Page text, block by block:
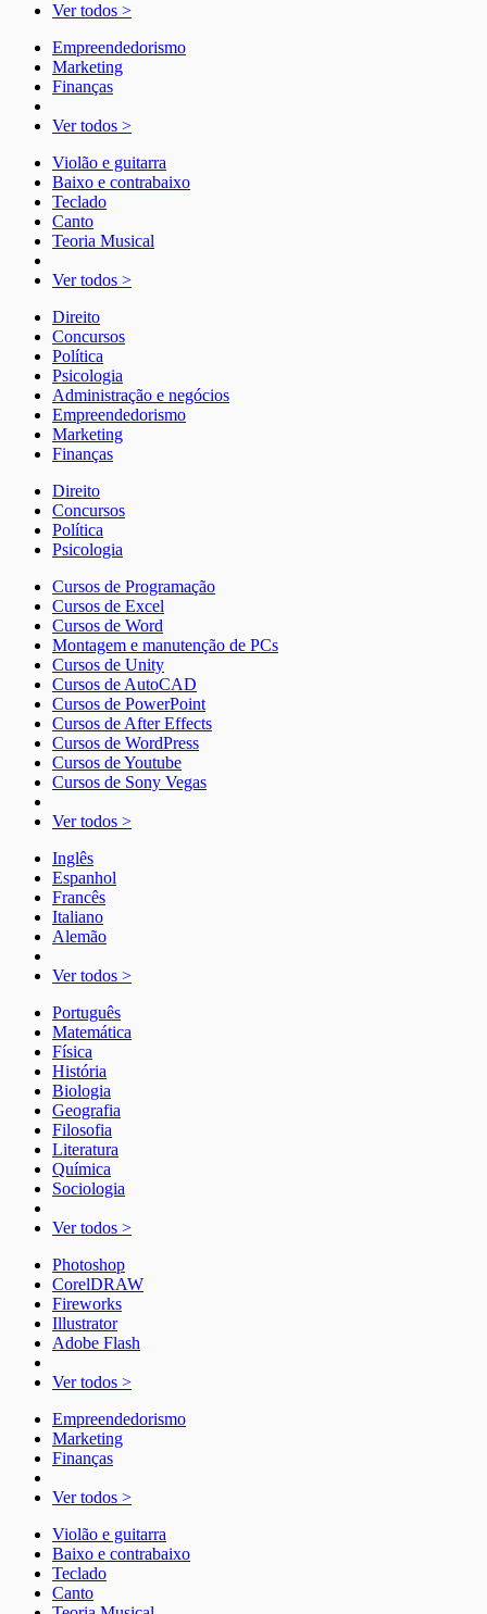
Ver todos >
Empreendedorismo
Marketing
Finanças
Ver todos >
Violão e guitarra
Baixo e contrabaixo
Teclado
Canto
Teoria Musical
Ver todos >
Direito
Concursos
Política
Psicologia
Administração e negócios
Empreendedorismo
Marketing
Finanças
Direito
Concursos
Política
Psicologia
Cursos de Programação
Cursos de Excel
Cursos de Word
Montagem e manutenção de PCs
Cursos de Unity
Cursos de AutoCAD
Cursos de PowerPoint
Cursos de After Effects
Cursos de WordPress
Cursos de Youtube
Cursos de Sony Vegas
Ver todos >
Inglês
Espanhol
Francês
Italiano
Alemão
Ver todos >
Português
Matemática
Física
História
Biologia
Geografia
Filosofia
Literatura
Química
Sociologia
Ver todos >
Photoshop
CorelDRAW
Fireworks
Illustrator
Adobe Flash
Ver todos >
Empreendedorismo
Marketing
Finanças
Ver todos >
Violão e guitarra
Baixo e contrabaixo
Teclado
Canto